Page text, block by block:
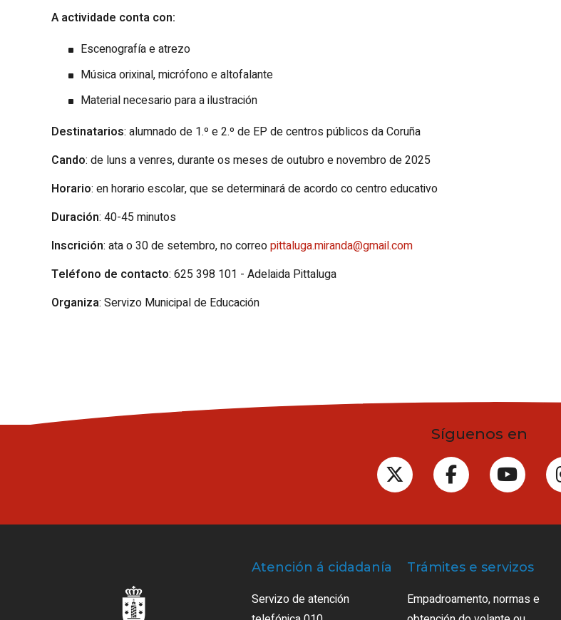
A actividade conta con:
Escenografía e atrezo
Música orixinal, micrófono e altofalante
Material necesario para a ilustración
Destinatarios: alumnado de 1.º e 2.º de EP de centros públicos da Coruña
Cando: de luns a venres, durante os meses de outubro e novembro de 2025
Horario: en horario escolar, que se determinará de acordo co centro educativo
Duración: 40-45 minutos
Inscrición: ata o 30 de setembro, no correopittaluga.miranda@gmail.com
Teléfono de contacto: 625 398 101 - Adelaida Pittaluga
Organiza: Servizo Municipal de Educación
Síguenos en
Atención á cidadanía
Servizo de atención
Trámites e servizos
Empadroamento, normas e